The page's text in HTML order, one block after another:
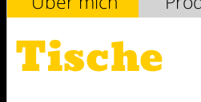
Tische